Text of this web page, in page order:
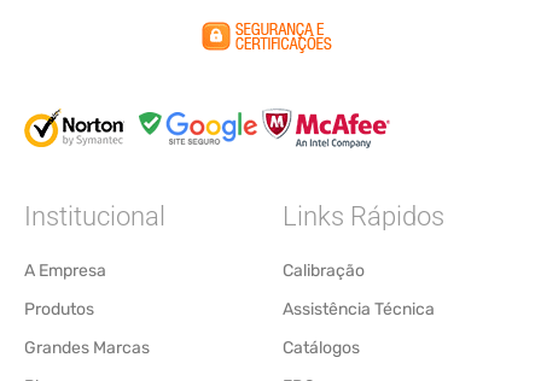
Institucional
A Empresa
Produtos
Grandes Marcas
Links Rápidos
Calibração
Assistência Técnica
Catálogos